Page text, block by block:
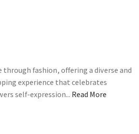
through fashion, offering a diverse and
experience that celebrates
self-expression... Read More